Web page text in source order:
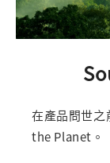
在產品問世
the Planet。